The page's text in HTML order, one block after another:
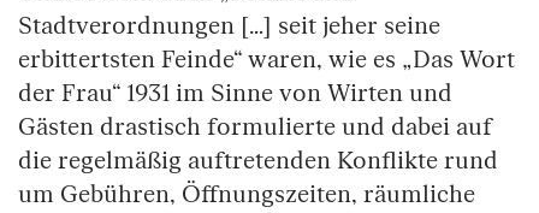
Stadtverordnungen […] seit jeher seine
erbittertsten Feinde“ waren, wie es „Das Wort
der Frau“ 1931 im Sinne von Wirten und
Gästen drastisch formulierte und dabei auf
die regelmäßig auftretenden Konflikte rund
um Gebühren, Öffnungszeiten, räumliche